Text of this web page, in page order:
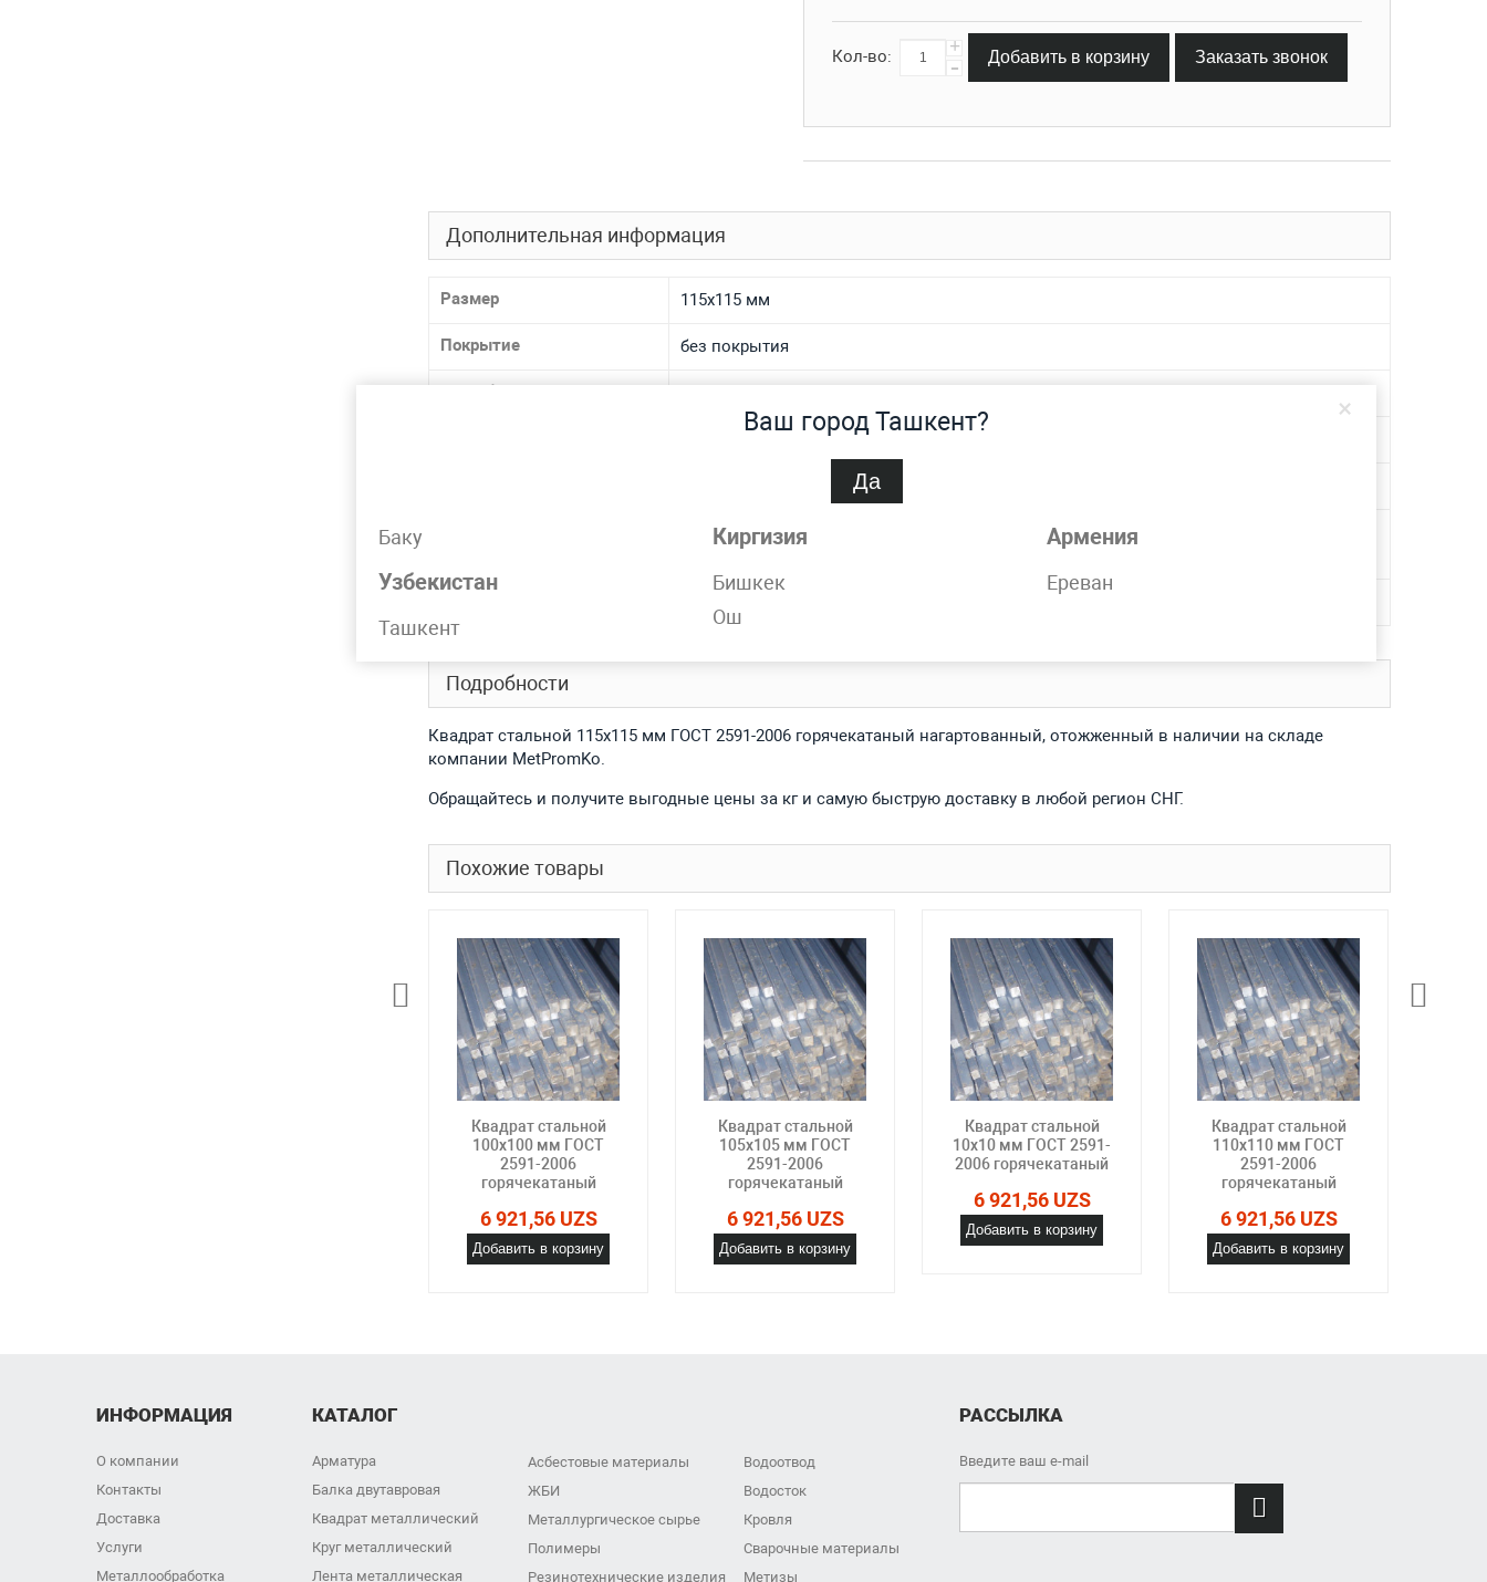
×
Ваш город Ташкент?
Да
Баку
Узбекистан
Ташкент
Киргизия
Бишкек
Ош
Армения
Ереван
Кол-во: +
- Добавить в корзину Заказать звонок
Дополнительная информация
Размер 115х115 мм
Покрытие без покрытия
способ производства
30ХГСА, 30ХМА, 09Г2С, 08пс, 50, 40, 15, 10, 45, 40Х, 35, 70, 55, 10Г2, 65Г, 08, 45Х, 60С2А, 15Х,
20Х, 35Х, 50Г, 60Г, У8А, У8, У7, У10А, У10
Подробности
Квадрат стальной 115x115 мм ГОСТ 2591-2006 горячекатаный нагартованный, отожженный в наличии на складе
компании MetPromKo.
Обращайтесь и получите выгодные цены за кг и самую быструю доставку в любой регион СНГ.
Похожие товары
Квадрат стальной
100x100 мм ГОСТ
2591-2006
горячекатаный
6 921,56 UZS
Добавить в корзину
Квадрат стальной
105x105 мм ГОСТ
2591-2006
горячекатаный
6 921,56 UZS
Добавить в корзину
Квадрат стальной
10x10 мм ГОСТ 2591-
2006 горячекатаный
6 921,56 UZS
Добавить в корзину
Квадрат стальной
110x110 мм ГОСТ
2591-2006
горячекатаный
6 921,56 UZS
Добавить в корзину
ИНФОРМАЦИЯ
О компании
Контакты
Доставка
Услуги
Металлообработка
КАТАЛОГ
Арматура
Балка двутавровая
Квадрат металлический
Круг металлический
Лента металлическая
Асбестовые материалы
ЖБИ
Металлургическое сырье
Полимеры
Резинотехнические изделия
Водоотвод
Водосток
Кровля
Сварочные материалы
Метизы
РАССЫЛКА
Введите ваш e-mail
